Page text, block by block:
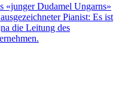
«junger Dudamel Ungarns»
Pianist: Es ist
die Leitung des